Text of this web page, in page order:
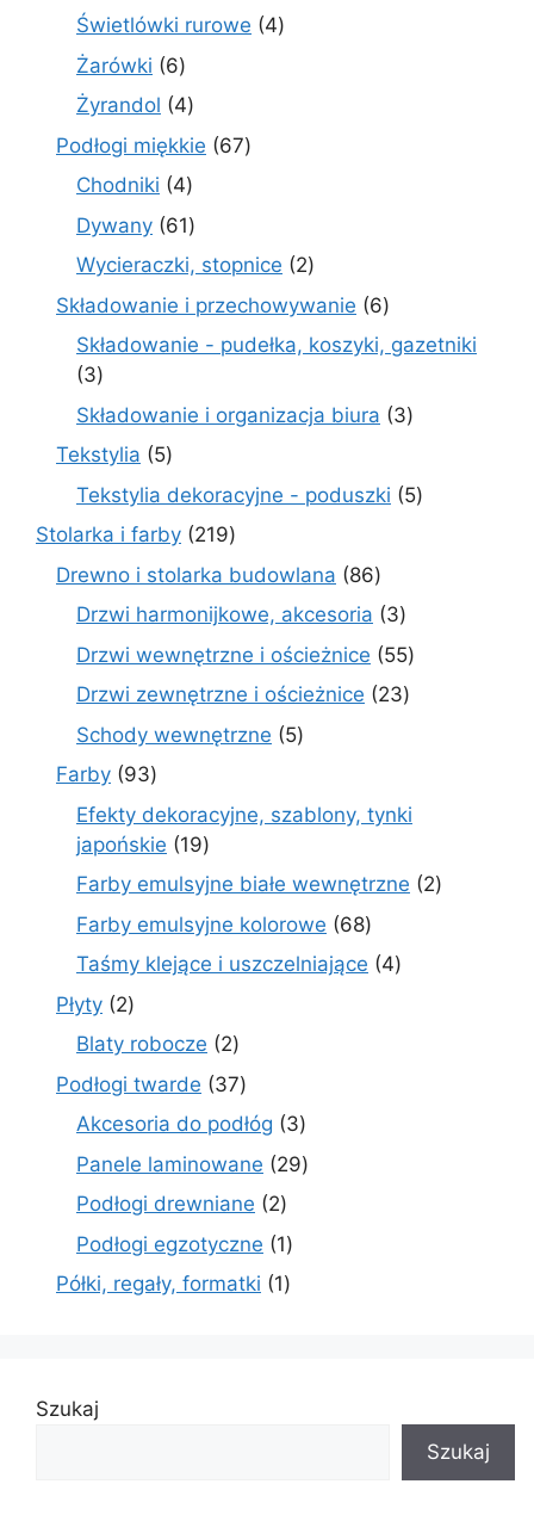
produktów
Świetlówki rurowe 44
Żarówki 66
produktów
Żyrandol 44
produkty
Podłogi miękkie 6767
Chodniki 44
produkty
Dywany 6161
produktów
Wycieraczki, stopnice 22
produkty
Składowanie i przechowywanie 66
produktów
Składowanie - pudełka, koszyki, gazetniki
33
produkty
Składowanie i organizacja biura 33
Tekstylia 55
produktów
Tekstylia dekoracyjne - poduszki 55
Stolarka i farby 219219
produktów
Drewno i stolarka budowlana 8686
produktów
Drzwi harmonijkowe, akcesoria 33
produkty
Drzwi wewnętrzne i ościeżnice 5555
produktów
Drzwi zewnętrzne i ościeżnice 2323
Schody wewnętrzne 55
Farby 9393
produkty
Efekty dekoracyjne, szablony, tynki
japońskie
1919
produktów
Farby emulsyjne białe wewnętrzne 22
Farby emulsyjne kolorowe 6868
produktów
Taśmy klejące i uszczelniające 44
Płyty 22
produkty
Blaty robocze 22
produkty
Podłogi twarde 3737
produktów
Akcesoria do podłóg 33
produkty
Panele laminowane 2929
Podłogi drewniane 22
produkty
Podłogi egzotyczne 11
produkt
Półki, regały, formatki 11
Szukaj
Szukaj